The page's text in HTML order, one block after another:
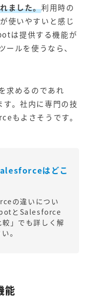
ました。利用時の
使いやすいと感じ
は提供する機能が
ールを使うなら、
求めるのであれ
。社内に専門の技
もよさそうです。
はどこ
の違いについ
とSalesforce
較 」でも詳しく解
。
能